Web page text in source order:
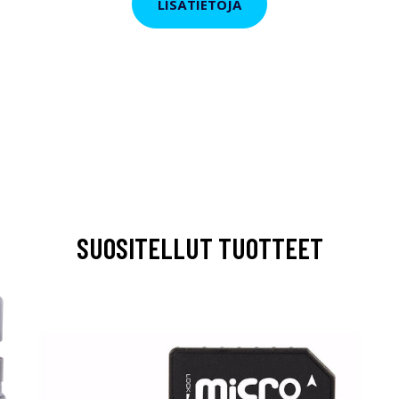
LISÄTIETOJA
SUOSITELLUT TUOTTEET